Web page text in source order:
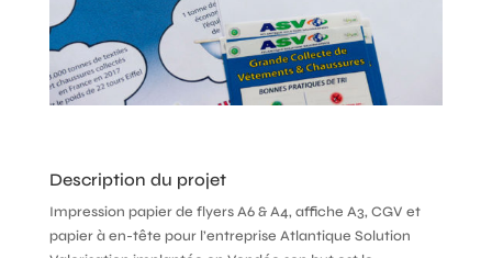
Description du projet
Impression papier de flyers A6 & A4, affiche A3, CGV et
papier à en-tête pour l’entreprise Atlantique Solution